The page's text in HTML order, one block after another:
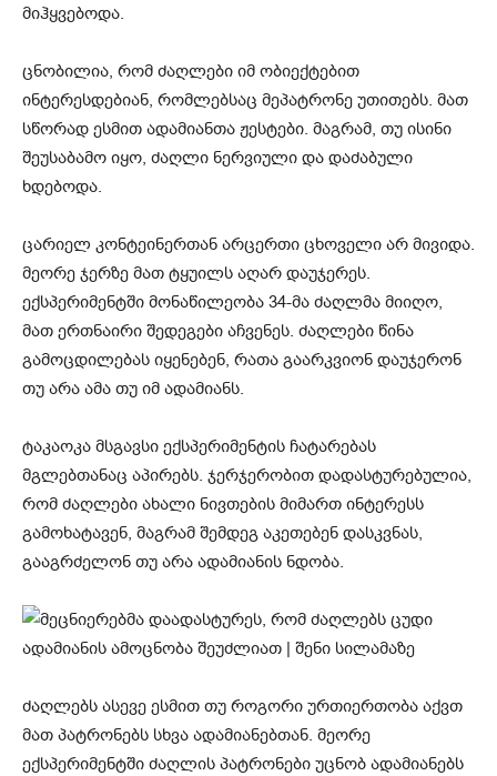
მიჰყვებოდა.
ცნობილია, რომ ძაღლები იმ ობიექტებით
ინტერესდებიან, რომლებსაც მეპატრონე უთითებს. მათ
სწორად ესმით ადამიანთა ჟესტები. მაგრამ, თუ ისინი
შეუსაბამო იყო, ძაღლი ნერვიული და დაძაბული
ხდებოდა.
ცარიელ კონტეინერთან არცერთი ცხოველი არ მივიდა.
მეორე ჯერზე მათ ტყუილს აღარ დაუჯერეს.
ექსპერიმენტში მონაწილეობა 34-მა ძაღლმა მიიღო,
მათ ერთნაირი შედეგები აჩვენეს. ძაღლები წინა
გამოცდილებას იყენებენ, რათა გაარკვიონ დაუჯერონ
თუ არა ამა თუ იმ ადამიანს.
ტაკაოკა მსგავსი ექსპერიმენტის ჩატარებას
მგლებთანაც აპირებს. ჯერჯერობით დადასტურებულია,
რომ ძაღლები ახალი ნივთების მიმართ ინტერესს
გამოხატავენ, მაგრამ შემდეგ აკეთებენ დასკვნას,
გააგრძელონ თუ არა ადამიანის ნდობა.
ძაღლებს ასევე ესმით თუ როგორი ურთიერთობა აქვთ
მათ პატრონებს სხვა ადამიანებთან. მეორე
ექსპერიმენტში ძაღლის პატრონები უცნობ ადამიანებს